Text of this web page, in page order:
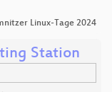
Linux-Tage 2024
Station